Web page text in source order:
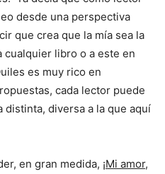
desde una perspectiva
que crea que la mía sea la
cualquier libro o a este en
es muy rico en
cada lector puede
distinta, diversa a la que aquí
en gran medida, ¡Mi amor,